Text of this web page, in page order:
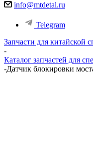
info@mtdetal.ru
Telegram
Запчасти для китайской
-
Каталог запчастей для
-Датчик блокировки